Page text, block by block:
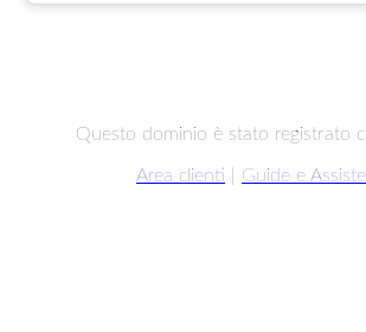
Questo dominio è stato registrato
Area clienti Guide e